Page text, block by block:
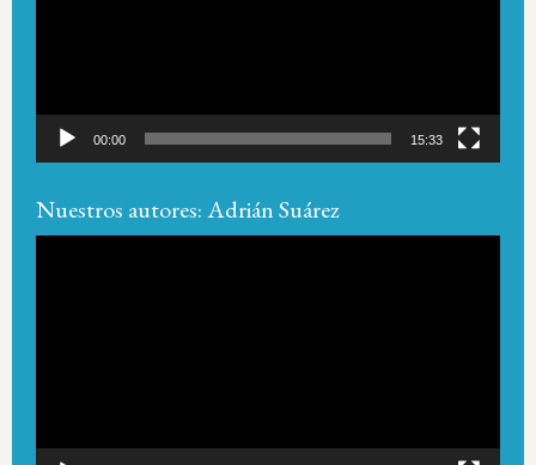
00:00 15:33
Nuestros autores: Adrián Suárez